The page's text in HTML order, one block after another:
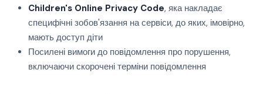
Children's Online Privacy Code, яка накладає
специфічні зобов'язання на сервіси, до яких, імовірно,
мають доступ діти
Посилені вимоги до повідомлення про порушення,
включаючи скорочені терміни повідомлення